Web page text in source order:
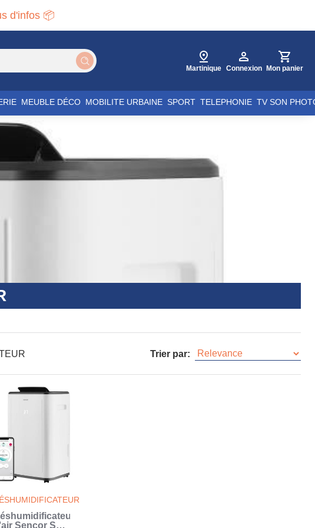
d'infos 📦
Martinique Connexion Mon panier
MEUBLE DÉCO MOBILITE URBAINE SPORT TELEPHONIE TV SON
Trier par:
Sencor SDH